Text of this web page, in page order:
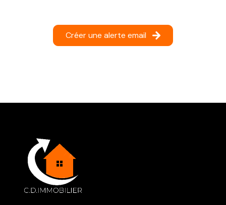
Créer une alerte email